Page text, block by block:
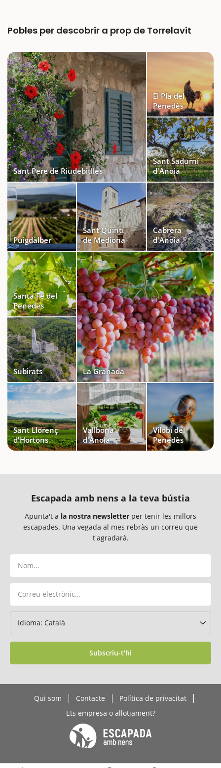
Pobles per descobrir a prop de Torrelavit
Sant Pere de Riudebitlles
El Pla del
Penedès
Sant Sadurní
d'Anoia
Puigdàlber
Sant Quintí
de Mediona
Cabrera
d'Anoia
Santa Fe del
Penedès
Subirats La Granada
Sant Llorenç
d'Hortons
Vallbona
d'Anoia
Vilobí del
Penedès
Escapada amb nens a la teva bústia
Apunta't a la nostra newsletter per tenir les millors
escapades. Una vegada al mes rebràs un correu que
t'agradarà.
Subscriu-t'hi
Qui som Contacte
Política de privacitat
Ets empresa o allotjament?